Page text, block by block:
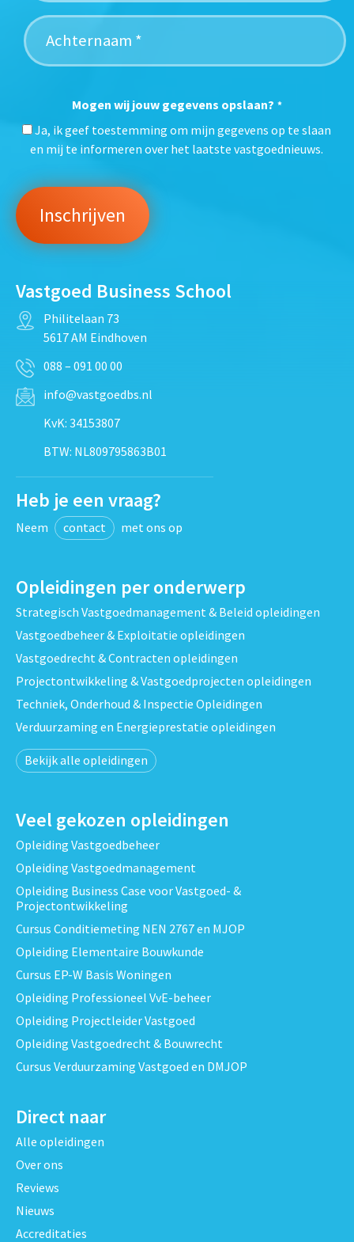
Mogen wij jouw gegevens opslaan? *
Ja, ik geef toestemming om mijn gegevens op te slaan
en mij te informeren over het laatste vastgoednieuws.
Vastgoed Business School
Philitelaan 73
5617 AM Eindhoven
088 – 091 00 00
info@vastgoedbs.nl
KvK: 34153807
BTW: NL809795863B01
Heb je een vraag?
Neem contact met ons op
Opleidingen per onderwerp
Strategisch Vastgoedmanagement & Beleid opleidingen
Vastgoedbeheer & Exploitatie opleidingen
Vastgoedrecht & Contracten opleidingen
Projectontwikkeling & Vastgoedprojecten opleidingen
Techniek, Onderhoud & Inspectie Opleidingen
Verduurzaming en Energieprestatie opleidingen
Bekijk alle opleidingen
Veel gekozen opleidingen
Opleiding Vastgoedbeheer
Opleiding Vastgoedmanagement
Opleiding Business Case voor Vastgoed- &
Projectontwikkeling
Cursus Conditiemeting NEN 2767 en MJOP
Opleiding Elementaire Bouwkunde
Cursus EP-W Basis Woningen
Opleiding Professioneel VvE-beheer
Opleiding Projectleider Vastgoed
Opleiding Vastgoedrecht & Bouwrecht
Cursus Verduurzaming Vastgoed en DMJOP
Direct naar
Alle opleidingen
Over ons
Reviews
Nieuws
Accreditaties